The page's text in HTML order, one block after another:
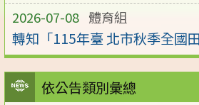
2026-07-08 體育組
轉知「115年臺 北市秋季全國
依公告類別彙總